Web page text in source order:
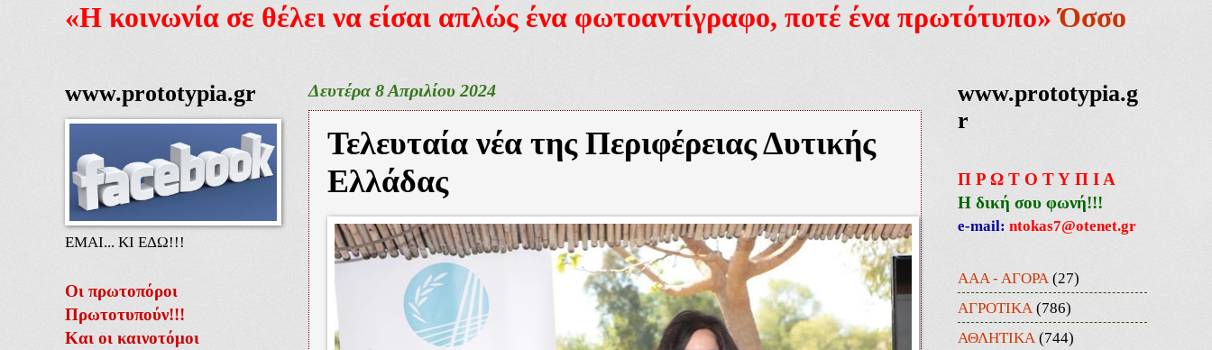
«Η κοινωνία σε θέλει να είσαι απλώς ένα φωτοαντίγραφο, ποτέ ένα πρωτότυπο» Όσσο
Δευτέρα 8 Απριλίου 2024
Τελευταία νέα της Περιφέρειας Δυτικής
Ελλάδας
www.prototypia.gr
ΕΜΑΙ... ΚΙ ΕΔΩ!!!
Οι πρωτοπόροι
Πρωτοτυπούν!!!
Και οι καινοτόμοι
www.prototypia.g
r
Π Ρ Ω Τ Ο Τ Υ Π Ι Α
Η δική σου φωνή!!!
e-mail: ntokas7@otenet.gr
ΑΑΑ - ΑΓΟΡΑ (27)
ΑΓΡΟΤΙΚΑ (786)
ΑΘΛΗΤΙΚΑ (744)